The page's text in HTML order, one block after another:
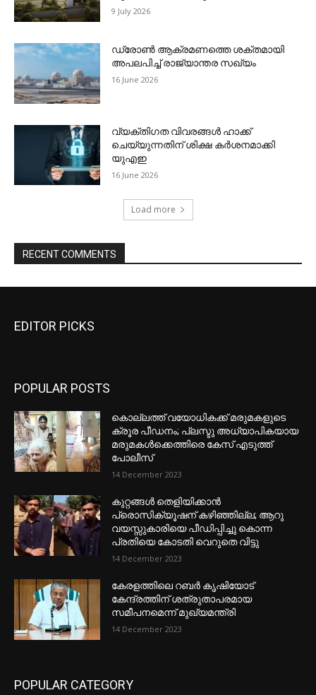
EDITOR PICKS
POPULAR POSTS
കൊല്ലത്ത് വയോധികക്ക് മരുമകളുടെ
ക്രൂര പീഡനം; പ്ലസ്ടു അധ്യാപികയായ
മരുമകൾക്കെത്തിരെ കേസ് എടുത്ത്
പോലീസ്
14 December 2023
കുറ്റങ്ങൾ തെളിയിക്കാൻ
പ്രൊസിക്യൂഷന് കഴിഞ്ഞില്ല; ആറു
വയസ്സുകാരിയെ പീഡിപ്പിച്ചു കൊന്ന
പ്രതിയെ കോടതി വെറുതെ വിട്ടു
14 December 2023
കേരളത്തിലെ റബർ കൃഷിയോട്
കേന്ദ്രത്തിന് ശത്രുതാപരമായ
സമീപനമെന്ന് മുഖ്യമന്ത്രി
14 December 2023
POPULAR CATEGORY